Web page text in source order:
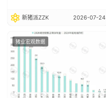
新猪派ZZK 2026-07-24
猪业宏观数据